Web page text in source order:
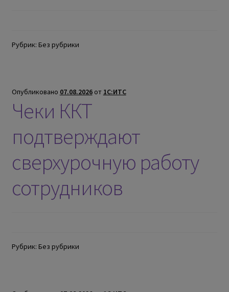
Рубрик: Без рубрики
Опубликовано 07.08.2026 от 1С:ИТС
Чеки ККТ
подтверждают
сверхурочную работу
сотрудников
Рубрик: Без рубрики